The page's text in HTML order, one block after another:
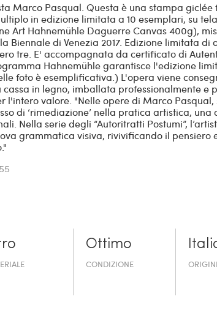
Marco Pasqual. Questa è una stampa giclée
in edizione limitata a 10 esemplari, su
Art Hahnemühle Daguerre Canvas 400g),
Biennale di Venezia 2017. Edizione limitata di
tre. E' accompagnata da certificato di
Hahnemühle garantisce l'edizione
foto è esemplificativa.) L'opera viene
in legno, imballata professionalmente e
l'intero valore. "Nelle opere di Marco Pasqual,
di ‘rimediazione’ nella pratica artistica, una
Nella serie degli “Autoritratti Postumi”,
grammatica visiva, rivivificando il pensiero
Ottimo
CONDIZIONE